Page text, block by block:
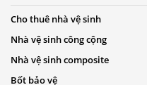
Cho thuê nhà vệ sinh
Nhà vệ sinh công cộng
Nhà vệ sinh composite
Bốt bảo vệ